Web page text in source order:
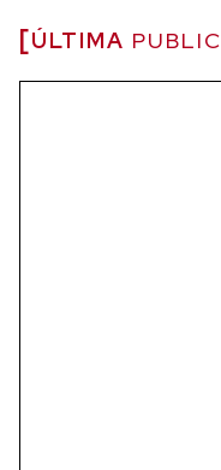
ÚLTIMA